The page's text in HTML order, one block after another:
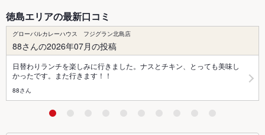
徳島エリアの最新口コミ
グローバルカレーハウス フジグラン北島店
88さんの2026年07月の投稿
日替わりランチを楽しみに行きました。ナスとチキン、とっても美味し
かったです。また行きます！！
88さん